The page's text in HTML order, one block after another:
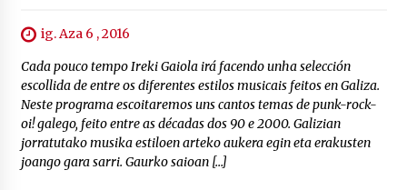
ig. Aza 6 , 2016
Cada pouco tempo Ireki Gaiola irá facendo unha selección
escollida de entre os diferentes estilos musicais feitos en Galiza.
Neste programa escoitaremos uns cantos temas de punk-rock-
oi! galego, feito entre as décadas dos 90 e 2000. Galizian
jorratutako musika estiloen arteko aukera egin eta erakusten
joango gara sarri. Gaurko saioan […]